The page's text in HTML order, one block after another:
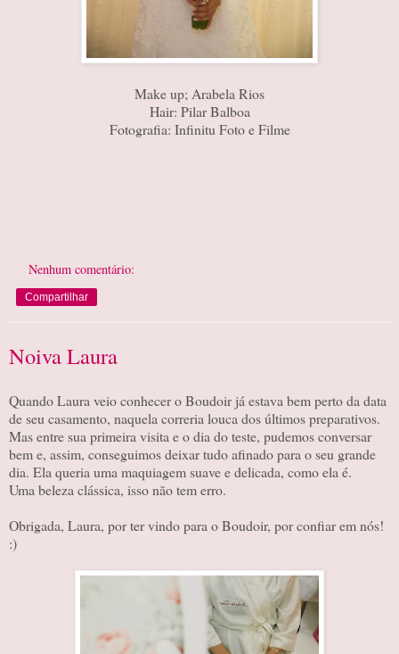
Make up; Arabela Rios
Hair: Pilar Balboa
Fotografia: Infinitu Foto e Filme
Nenhum comentário:
Compartilhar
Noiva Laura
Quando Laura veio conhecer o Boudoir já estava bem perto da data
de seu casamento, naquela correria louca dos últimos preparativos.
Mas entre sua primeira visita e o dia do teste, pudemos conversar
bem e, assim, conseguimos deixar tudo afinado para o seu grande
dia. Ela queria uma maquiagem suave e delicada, como ela é.
Uma beleza clássica, isso não tem erro.
Obrigada, Laura, por ter vindo para o Boudoir, por confiar em nós!
:)